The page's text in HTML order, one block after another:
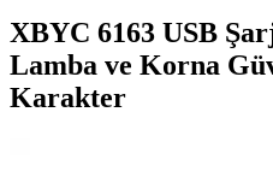
XBYC 6163 USB
Lamba ve Korna
Karakter